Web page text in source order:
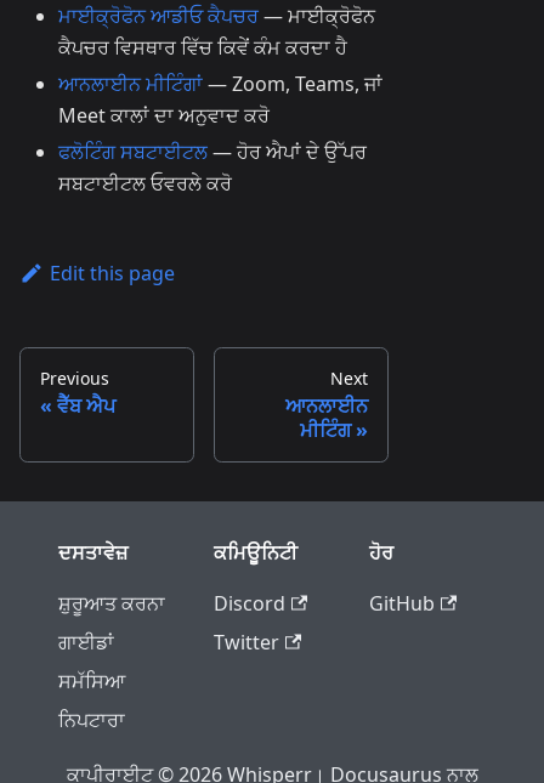
ਮਾਈਕ੍ਰੋਫੋਨ ਆਡੀਓ ਕੈਪਚਰ— ਮਾਈਕ੍ਰੋਫੋਨ
ਕੈਪਚਰ ਵਿਸਥਾਰ ਵਿੱਚ ਕਿਵੇਂ ਕੰਮ ਕਰਦਾ ਹੈ
ਆਨਲਾਈਨ ਮੀਟਿੰਗਾਂ— Zoom, Teams, ਜਾਂ
Meet ਕਾਲਾਂ ਦਾ ਅਨੁਵਾਦ ਕਰੋ
ਫਲੋਟਿੰਗ ਸਬਟਾਈਟਲ— ਹੋਰ ਐਪਾਂ ਦੇ ਉੱਪਰ
ਸਬਟਾਈਟਲ ਓਵਰਲੇ ਕਰੋ
Edit this page
Previous
ਵੈੱਬ ਐਪ
Next
ਆਨਲਾਈਨ
ਮੀਟਿੰਗ
ਦਸਤਾਵੇਜ਼
ਸ਼ੁਰੂਆਤ ਕਰਨਾ
ਗਾਈਡਾਂ
ਸਮੱਸਿਆ
ਨਿਪਟਾਰਾ
ਕਮਿਊਨਿਟੀ
Discord
Twitter
ਹੋਰ
GitHub
ਕਾਪੀਰਾਈਟ © 2026 Whisperr। Docusaurus ਨਾਲ